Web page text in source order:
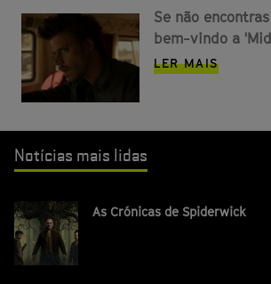
Se não
bem-vindo a
LER MAIS
Notícias mais lidas
As Crónicas de Spiderwick